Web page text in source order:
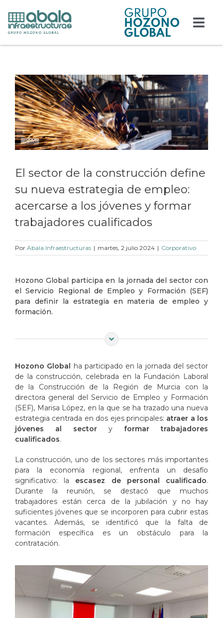
contenido
Edificación
Obra civil
Actualidad
Contacto
Trabaja con nosotros
Ver
imagen
más
grande
El sector de la construcción define
su nueva estrategia de empleo:
acercarse a los jóvenes y formar
trabajadores cualificados
Por Abala Infraestructuras | martes, 2 julio 2024 | Corporativo
Hozono Global participa en la jornada del sector con
el Servicio Regional de Empleo y Formación (SEF)
para definir la estrategia en materia de empleo y
formación.
Hozono Global ha participado en la jornada del sector
de la construcción, celebrada en la Fundación Laboral
de la Construcción de la Región de Murcia con la
directora general del Servicio de Empleo y Formación
(SEF), Marisa López, en la que se ha trazado una nueva
estrategia centrada en dos ejes principales: atraer a los
jóvenes al sector y formar trabajadores
cualificados.
La construcción, uno de los sectores más importantes
para la economía regional, enfrenta un desafío
significativo: la escasez de personal cualificado.
Durante la reunión, se destacó que muchos
trabajadores están cerca de la jubilación y no hay
suficientes jóvenes que se incorporen para cubrir estas
vacantes. Además, se identificó que la falta de
formación específica es un obstáculo para la
contratación.